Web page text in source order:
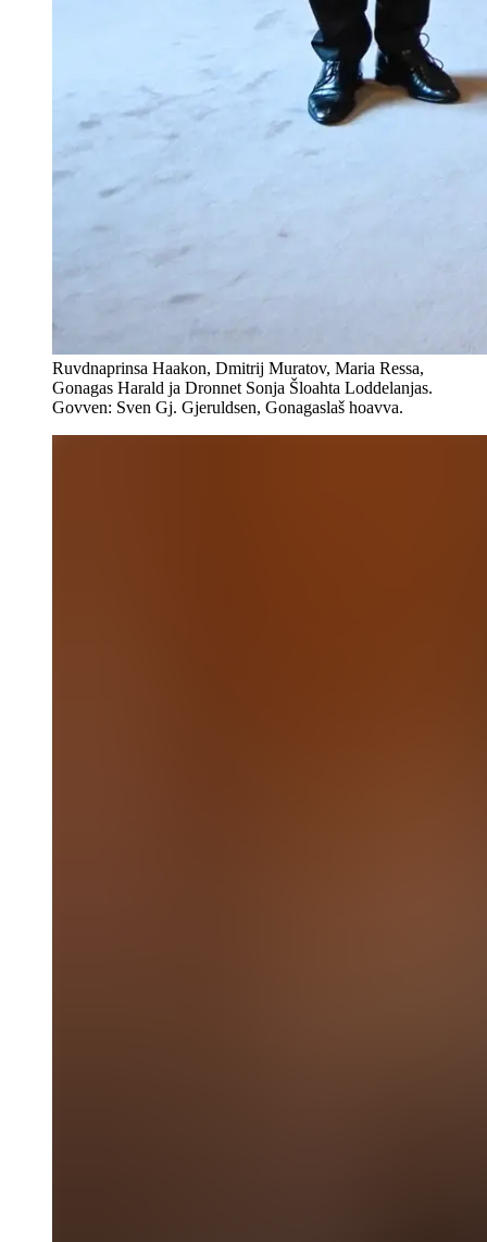
Ruvdnaprinsa Haakon, Dmitrij Muratov, Maria Ressa,
Gonagas Harald ja Dronnet Sonja Šloahta Loddelanjas.
Govven: Sven Gj. Gjeruldsen, Gonagaslaš hoavva.